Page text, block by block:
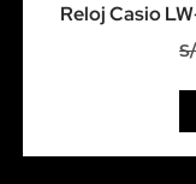
Reloj Casio
S/